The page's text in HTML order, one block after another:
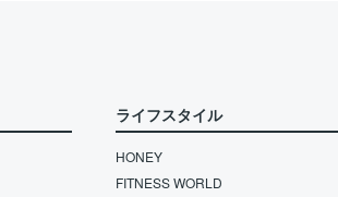
ライフスタイル
HONEY
FITNESS WORLD